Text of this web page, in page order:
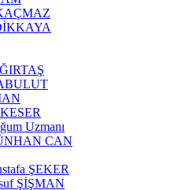
Uzmanı
CAN
ŞEKER
ŞİŞMAN